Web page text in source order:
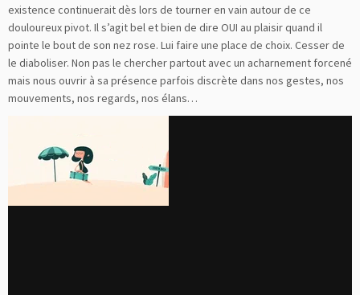
existence continuerait dès lors de tourner en vain autour de ce
douloureux pivot. Il s’agit bel et bien de dire OUI au plaisir quand il
pointe le bout de son nez rose. Lui faire une place de choix. Cesser de
le diaboliser. Non pas le chercher partout avec un acharnement forcené
mais nous ouvrir à sa présence parfois discrète dans nos gestes, nos
mouvements, nos regards, nos élans…